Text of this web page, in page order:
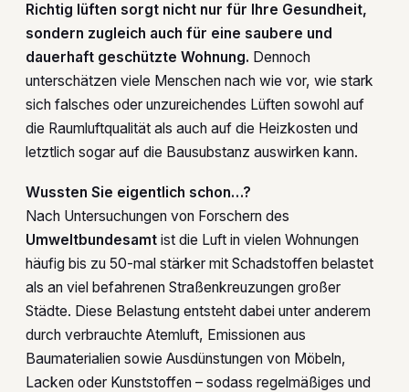
Richtig lüften sorgt nicht nur für Ihre Gesundheit,
sondern zugleich auch für eine saubere und
dauerhaft geschützte Wohnung. Dennoch
unterschätzen viele Menschen nach wie vor, wie stark
sich falsches oder unzureichendes Lüften sowohl auf
die Raumluftqualität als auch auf die Heizkosten und
letztlich sogar auf die Bausubstanz auswirken kann.
Wussten Sie eigentlich schon…?
Nach Untersuchungen von Forschern des
Umweltbundesamt ist die Luft in vielen Wohnungen
häufig bis zu 50-mal stärker mit Schadstoffen belastet
als an viel befahrenen Straßenkreuzungen großer
Städte. Diese Belastung entsteht dabei unter anderem
durch verbrauchte Atemluft, Emissionen aus
Baumaterialien sowie Ausdünstungen von Möbeln,
Lacken oder Kunststoffen – sodass regelmäßiges und